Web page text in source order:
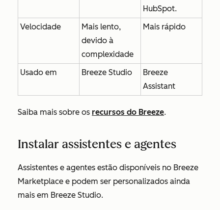
HubSpot.
Velocidade
Mais lento,
devido à
complexidade
Mais rápido
Usado em Breeze Studio
Breeze
Assistant
Saiba mais sobre os recursos do Breeze.
Instalar assistentes e agentes
Assistentes e agentes estão disponíveis no Breeze
Marketplace e podem ser personalizados ainda
mais em Breeze Studio.